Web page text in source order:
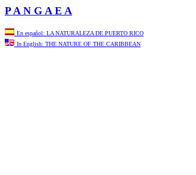
P A N G A E A
En español: LA NATURALEZA DE PUERTO RICO
In English: THE NATURE OF THE CARIBBEAN